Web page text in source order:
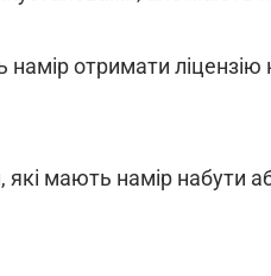
отримати
які мають намір набути